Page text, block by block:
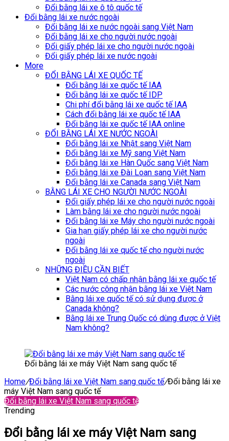
Đổi bằng lái xe ô tô quốc tế
Đổi bằng lái xe nước ngoài
Đổi bằng lái xe nước ngoài sang Việt Nam
Đổi bằng lái xe cho người nước ngoài
Đổi giấy phép lái xe cho người nước ngoài
Đổi giấy phép lái xe nước ngoài
More
ĐỔI BẰNG LÁI XE QUỐC TẾ
Đổi bằng lái xe quốc tế IAA
Đổi bằng lái xe quốc tế IDP
Chi phí đổi bằng lái xe quốc tế IAA
Cách đổi bằng lái xe quốc tế IAA
Đổi bằng lái xe quốc tế IAA online
ĐỔI BẰNG LÁI XE NƯỚC NGOÀI
Đổi bằng lái xe Nhật sang Việt Nam
Đổi bằng lái xe Mỹ sang Việt Nam
Đổi bằng lái xe Hàn Quốc sang Việt Nam
Đổi bằng lái xe Đài Loan sang Việt Nam
Đổi bằng lái xe Canada sang Việt Nam
BẰNG LÁI XE CHO NGƯỜI NƯỚC NGOÀI
Đổi giấy phép lái xe cho người nước ngoài
Làm bằng lái xe cho người nước ngoài
Đổi bằng lái xe Máy cho người nước ngoài
Gia hạn giấy phép lái xe cho người nước
ngoài
Đổi bằng lái xe quốc tế cho người nước
ngoài
NHỮNG ĐIỀU CẦN BIẾT
Việt Nam có chấp nhận bằng lái xe quốc tế
Các nước công nhận bằng lái xe Việt Nam
Bằng lái xe quốc tế có sử dụng được ở
Canada không?
Bằng lái xe Trung Quốc có dùng được ở Việt
Nam không?
Đổi bằng lái xe máy Việt Nam sang quốc tế
Home/Đổi bằng lái xe Việt Nam sang quốc tế/Đổi bằng lái xe
máy Việt Nam sang quốc tế
Đổi bằng lái xe Việt Nam sang quốc tế
Trending
Đổi bằng lái xe máy Việt Nam sang